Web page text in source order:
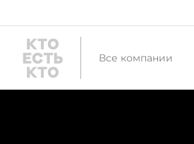
Все компании